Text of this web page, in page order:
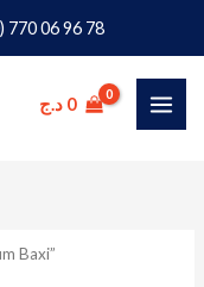
770 06 96 78
0 د.ج
Baxi”